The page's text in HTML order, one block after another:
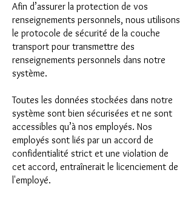
Afin d’assurer la protection de vos
renseignements personnels, nous utilisons
le protocole de sécurité de la couche
transport pour transmettre des
renseignements personnels dans notre
système.
Toutes les données stockées dans notre
système sont bien sécurisées et ne sont
accessibles qu’à nos employés. Nos
employés sont liés par un accord de
confidentialité strict et une violation de
cet accord, entraînerait le licenciement de
l'employé.